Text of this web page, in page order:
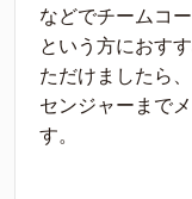
などでチームコ
という方におす
ただけましたら
センジャーまで
す。